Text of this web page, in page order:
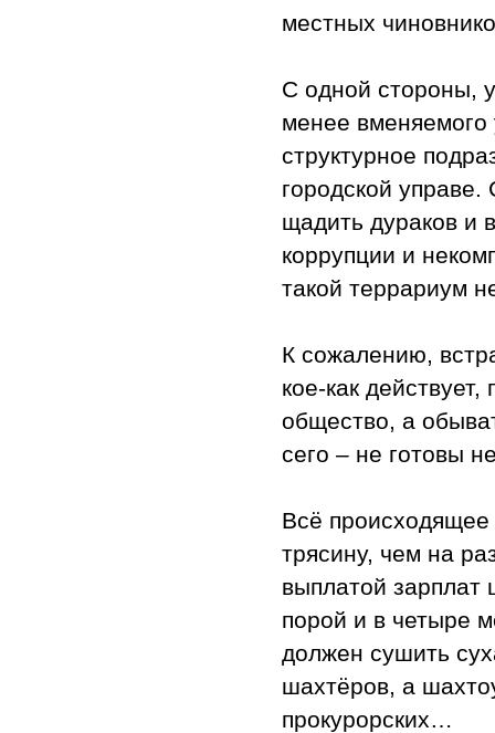
местных
С одной стороны,
менее вменяемого
структурное
городской
щадить дураков и
коррупции и
такой террариум
К сожалению,
кое-как
общество, а
сего – не готовы
Всё
трясину, чем на
выплатой зарплат
порой и в четыре
должен сушить
шахтёров, а
прокурорских…